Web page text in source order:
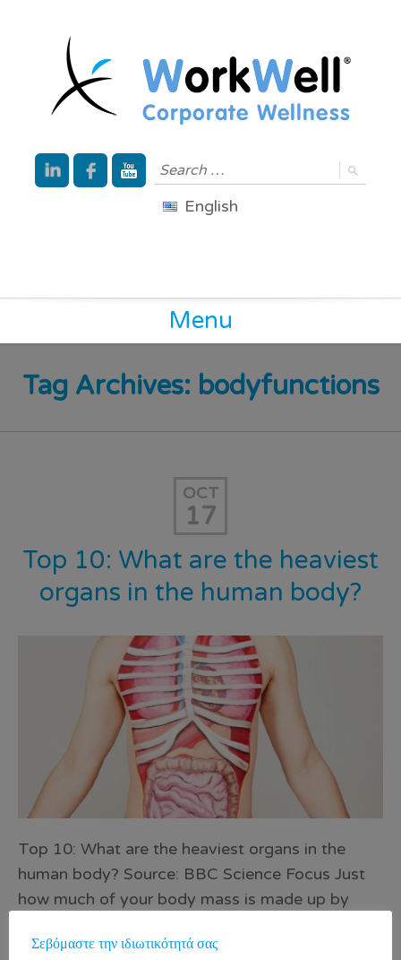
English
Menu
Tag Archives: bodyfunctions
OCT
17
Top 10: What are the heaviest
organs in the human body?
Top 10: What are the heaviest organs in the
human body? Source: BBC Science Focus Just
how much of your body mass is made up by
organs in the human body are, and what they do,
Σεβόμαστε την ιδιωτικότητά σας